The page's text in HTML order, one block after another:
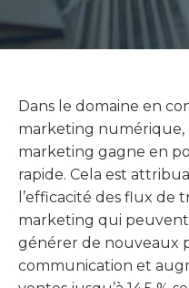
Dans le domaine en
marketing numérique,
marketing gagne en
rapide. Cela est
l’efficacité des flux de
marketing qui
générer de nouveaux
communication et